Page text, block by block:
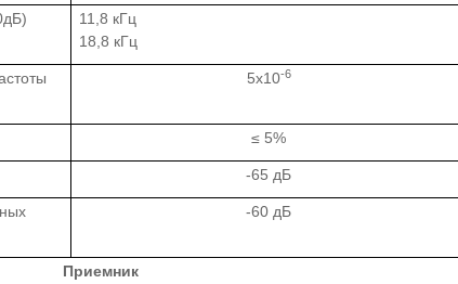
11,8 кГц
18,8 кГц
5х10-6
≤ 5%
-65 дБ
-60 дБ
Приемник